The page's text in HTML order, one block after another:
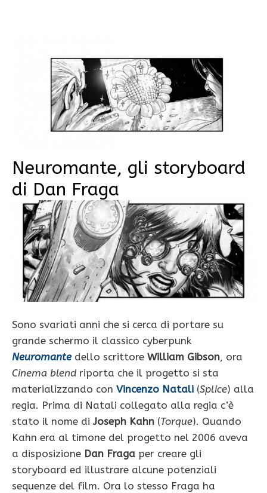
Neuromante, gli storyboard
di Dan Fraga
Sono svariati anni che si cerca di portare su
grande schermo il classico cyberpunk
Neuromantedello scrittore William Gibson, ora
Cinema blend riporta che il progetto si sta
materializzando con Vincenzo Natali (Splice) alla
regia. Prima di Natali collegato alla regia c’è
stato il nome diJoseph Kahn (Torque). Quando
Kahn era al timone del progetto nel 2006 aveva
a disposizione Dan Fraga per creare gli
storyboard ed illustrare alcune potenziali
sequenze del film. Ora lo stesso Fraga ha